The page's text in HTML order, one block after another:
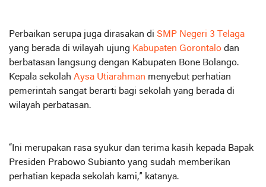
Perbaikan serupa juga dirasakan di SMP Negeri 3 Telaga
yang berada di wilayah ujung Kabupaten Gorontalo dan
berbatasan langsung dengan Kabupaten Bone Bolango.
Kepala sekolah Aysa Utiarahman menyebut perhatian
pemerintah sangat berarti bagi sekolah yang berada di
wilayah perbatasan.
“Ini merupakan rasa syukur dan terima kasih kepada Bapak
Presiden Prabowo Subianto yang sudah memberikan
perhatian kepada sekolah kami,” katanya.